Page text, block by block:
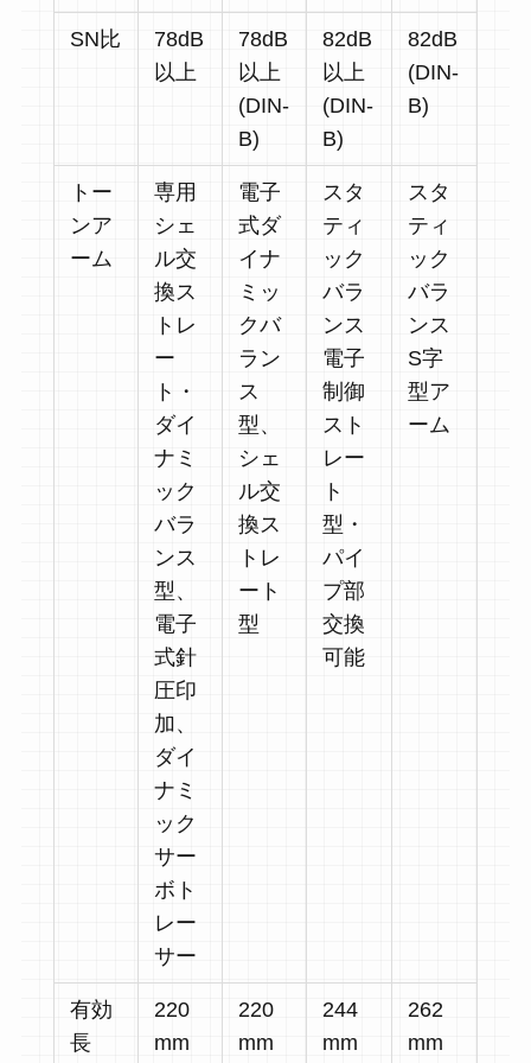
SN比
78dB
以上
78dB
以上
(DIN-
B)
82dB
以上
(DIN-
B)
82dB
(DIN-
B)
トー
ンア
ーム
専用
シェ
ル交
換ス
トレ
ー
ト・
ダイ
ナミ
ック
バラ
ンス
型、
電子
式針
圧印
加、
ダイ
ナミ
ック
サー
ボト
レー
サー
電子
式ダ
イナ
ミッ
クバ
ラン
ス
型、
シェ
ル交
換ス
トレ
ート
型
スタ
ティ
ック
バラ
ンス
電子
制御
スト
レー
ト
型・
パイ
プ部
交換
可能
スタ
ティ
ック
バラ
ンス
S字
型ア
ーム
有効
長
220
mm
220
mm
244
mm
262
mm